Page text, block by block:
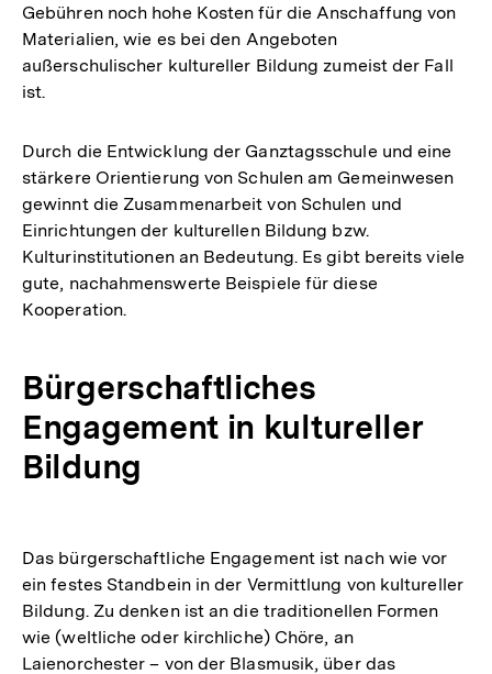
Gebühren noch hohe Kosten für die Anschaffung von
Materialien, wie es bei den Angeboten
außerschulischer kultureller Bildung zumeist der Fall
ist.
Durch die Entwicklung der Ganztagsschule und eine
stärkere Orientierung von Schulen am Gemeinwesen
gewinnt die Zusammenarbeit von Schulen und
Einrichtungen der kulturellen Bildung bzw.
Kulturinstitutionen an Bedeutung. Es gibt bereits viele
gute, nachahmenswerte Beispiele für diese
Kooperation.
Bürgerschaftliches
Engagement in kultureller
Bildung
Das bürgerschaftliche Engagement ist nach wie vor
ein festes Standbein in der Vermittlung von kultureller
Bildung. Zu denken ist an die traditionellen Formen
wie (weltliche oder kirchliche) Chöre, an
Laienorchester – von der Blasmusik, über das